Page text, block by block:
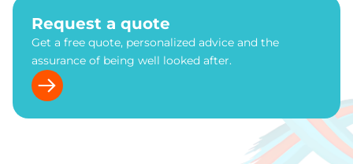
Request a quote
Get a free quote, personalized advice and the
assurance of being well looked after.